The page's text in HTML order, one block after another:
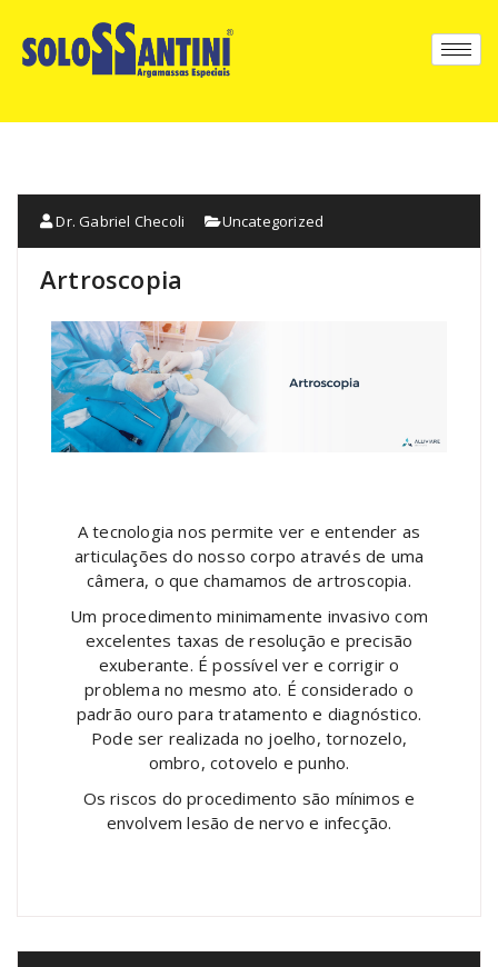
Dr. Gabriel Checoli Uncategorized
Artroscopia
A tecnologia nos permite ver e entender as
articulações do nosso corpo através de uma
câmera, o que chamamos de artroscopia.
Um procedimento minimamente invasivo com
excelentes taxas de resolução e precisão
exuberante. É possível ver e corrigir o
problema no mesmo ato. É considerado o
padrão ouro para tratamento e diagnóstico.
Pode ser realizada no joelho, tornozelo,
ombro, cotovelo e punho.
Os riscos do procedimento são mínimos e
envolvem lesão de nervo e infecção.